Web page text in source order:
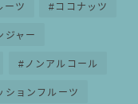
ーツ ココナッツ
ジャー
ノンアルコール
ションフルーツ